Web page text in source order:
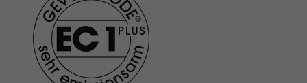
Laufzeit 6 Monate
Zweck
reCAPTCHA setzt ein notwendiges Cookie
(_GRECAPTCHA), wenn es zum Zweck der
Risikoanalyse ausgeführt wird.